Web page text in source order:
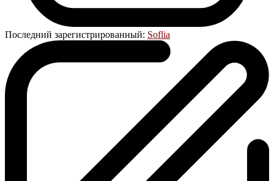
Последний зарегистрированный: Soflia